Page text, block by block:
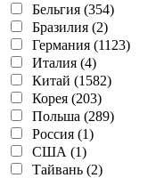
Бельгия (354)
Бразилия (2)
Германия (1123)
Италия (4)
Китай (1582)
Корея (203)
Польша (289)
Россия (1)
США (1)
Тайвань (2)